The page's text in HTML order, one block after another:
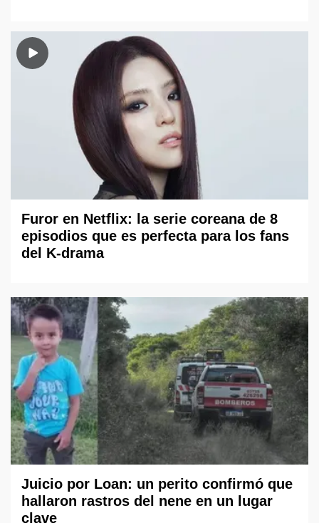
Furor en Netflix: la serie coreana de 8
episodios que es perfecta para los fans
del K-drama
Juicio por Loan: un perito confirmó que
hallaron rastros del nene en un lugar
clave